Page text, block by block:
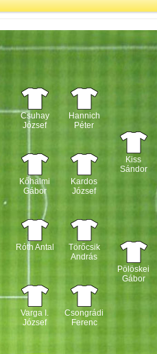
Csuhay
József
Kőhalmi
Gábor
Róth Antal
Varga I.
József
Hannich
Péter
Kardos
József
Törőcsik
András
Csongrádi
Ferenc
Kiss
Sándor
Pölöskei
Gábor